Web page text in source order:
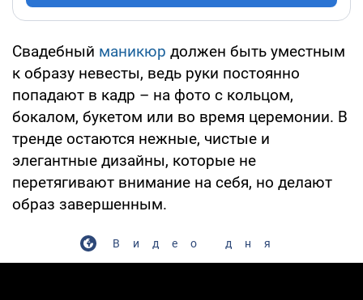
Свадебный маникюр должен быть уместным
к образу невесты, ведь руки постоянно
попадают в кадр – на фото с кольцом,
бокалом, букетом или во время церемонии. В
тренде остаются нежные, чистые и
элегантные дизайны, которые не
перетягивают внимание на себя, но делают
образ завершенным.
Видео дня